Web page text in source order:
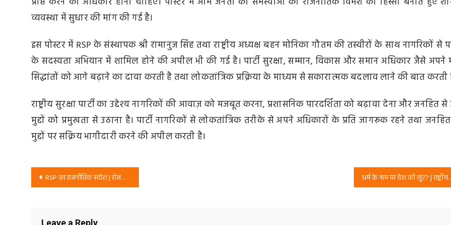
व्यवस्था में सुधार की मांग की गई है।
इस पोस्टर में RSP के संस्थापक श्री रामानुज सिंह तथा राष्ट्रीय अध्यक्ष बहन मोनिका गौतम की तस्वीरों के साथ नागरिकों से
के सदस्यता अभियान में शामिल होने की अपील भी की गई है। पार्टी सुरक्षा, सम्मान, विकास और समान अधिकार जैसे
सिद्धांतों को आगे बढ़ाने का दावा करती है तथा लोकतांत्रिक प्रक्रिया के माध्यम से सकारात्मक बदलाव लाने की बात करती
राष्ट्रीय सुरक्षा पार्टी का उद्देश्य नागरिकों की आवाज़ को मजबूत करना, प्रशासनिक पारदर्शिता को बढ़ावा देना और जनहित
मुद्दों को प्रमुखता से उठाना है। पार्टी नागरिकों से लोकतांत्रिक तरीके से अपने अधिकारों के प्रति जागरूक रहने तथा
मुद्दों पर सक्रिय भागीदारी करने की अपील करती है।
Post
RSP का राजनीतिक संदेश | रोजगार, युवाओं के भविष्य और सरकार की नीतियों पर राष्ट्रीय सुरक्षा पार्टी का पक्ष धर्म के नाम पर देश को लूट? |
Leave a Reply